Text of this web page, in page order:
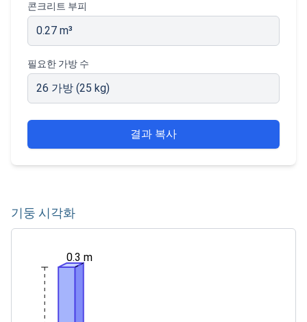
콘크리트 부피
0.27 m³
필요한 가방 수
26 가방 (25 kg)
결과 복사
기둥 시각화
0.3 m